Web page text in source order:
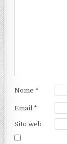
Nome *
Email *
Sito web